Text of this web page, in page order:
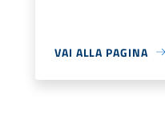
VAI ALLA PAGINA